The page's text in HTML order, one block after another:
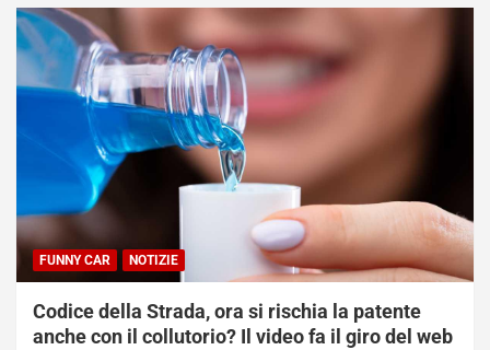
FUNNY CAR NOTIZIE
Codice della Strada, ora si rischia la patente
anche con il collutorio? Il video fa il giro del web